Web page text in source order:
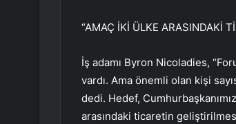
“AMAÇ İKİ ÜLKE ARASINDAKİ
İş adamı Byron Nicoladies,
vardı. Ama önemli olan kişi
dedi. Hedef,
arasındaki ticaretin